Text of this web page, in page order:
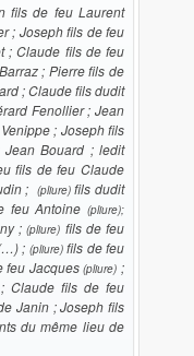
fils de feu Laurent
; Joseph fils de feu
; Claude fils de feu
; Pierre fils de
; Claude fils dudit
Fenollier ; Jean
; Joseph fils
Jean Bouard ; ledit
fils de feu Claude
; (pliure)fils dudit
feu Antoine (pliure);
;(pliure) fils de feu
; (pliure) fils de feu
feu Jacques(pliure) ;
Claude fils de feu
Janin ; Joseph fils
du même lieu de